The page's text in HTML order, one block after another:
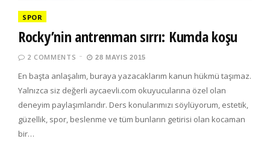
SPOR
Rocky’nin antrenman sırrı: Kumda koşu
2 COMMENTS 28 MAYIS 2015
En başta anlaşalım, buraya yazacaklarım kanun hükmü taşımaz.
Yalnızca siz değerli aycaevli.com okuyucularına özel olan
deneyim paylaşımlarıdır. Ders konularımızı söylüyorum, estetik,
güzellik, spor, beslenme ve tüm bunların getirisi olan kocaman
bir…